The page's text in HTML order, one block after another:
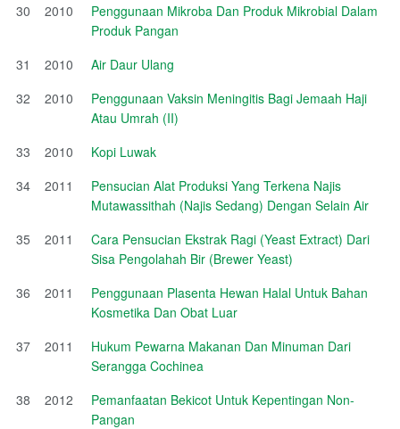
30
2010
Penggunaan Mikroba Dan Produk Mikrobial Dalam
Produk Pangan
31
2010
Air Daur Ulang
32
2010
Penggunaan Vaksin Meningitis Bagi Jemaah Haji
Atau Umrah (II)
33
2010
Kopi Luwak
34
2011
Pensucian Alat Produksi Yang Terkena Najis
Mutawassithah (Najis Sedang) Dengan Selain Air
35
2011
Cara Pensucian Ekstrak Ragi (Yeast Extract) Dari
Sisa Pengolahah Bir (Brewer Yeast)
36
2011
Penggunaan Plasenta Hewan Halal Untuk Bahan
Kosmetika Dan Obat Luar
37
2011
Hukum Pewarna Makanan Dan Minuman Dari
Serangga Cochinea
38
2012
Pemanfaatan Bekicot Untuk Kepentingan Non-
Pangan